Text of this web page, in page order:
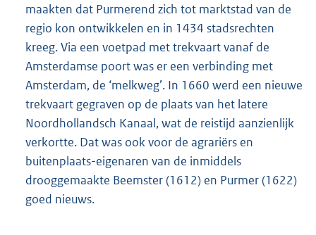
maakten dat Purmerend zich tot marktstad van de
regio kon ontwikkelen en in 1434 stadsrechten
kreeg. Via een voetpad met trekvaart vanaf de
Amsterdamse poort was er een verbinding met
Amsterdam, de ‘melkweg’. In 1660 werd een nieuwe
trekvaart gegraven op de plaats van het latere
Noordhollandsch Kanaal, wat de reistijd aanzienlijk
verkortte. Dat was ook voor de agrariërs en
buitenplaats-eigenaren van de inmiddels
drooggemaakte Beemster (1612) en Purmer (1622)
goed nieuws.